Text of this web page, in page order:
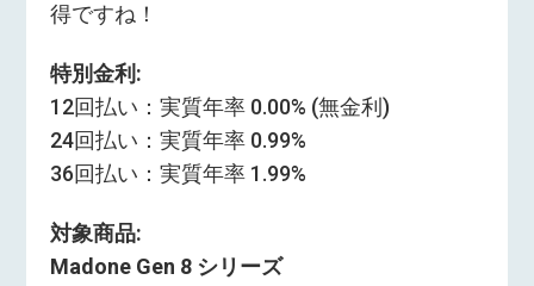
得ですね！
特別金利:
12回払い：実質年率 0.00% (無金利)
24回払い：実質年率 0.99%
36回払い：実質年率 1.99%
対象商品:
Madone Gen 8 シリーズ